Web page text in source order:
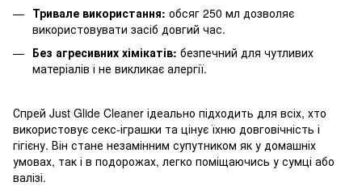
Тривале використання: обсяг 250 мл дозволяє
використовувати засіб довгий час.
Без агресивних хімікатів: безпечний для чутливих
матеріалів і не викликає алергії.
Спрей Just Glide Cleaner ідеально підходить для всіх, хто
використовує секс-іграшки та цінує їхню довговічність і
гігієну. Він стане незамінним супутником як у домашніх
умовах, так і в подорожах, легко поміщаючись у сумці або
валізі.